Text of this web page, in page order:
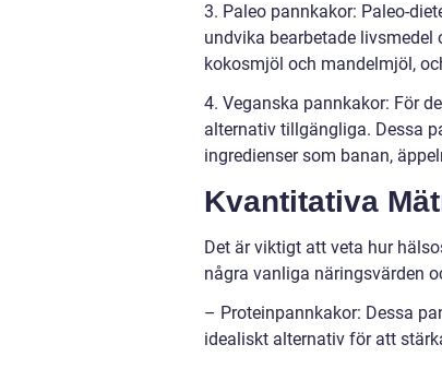
3. Paleo pannkakor: Paleo-
undvika bearbetade
kokosmjöl och mandelmjöl,
4. Veganska pannkakor: För
alternativ tillgängliga. Dessa
ingredienser som banan,
Kvantitativa
Det är viktigt att veta hur
några vanliga näringsvärden
– Proteinpannkakor: Dessa
idealiskt alternativ för att